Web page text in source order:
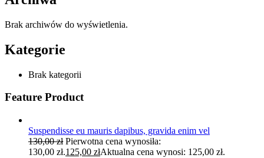
Brak archiwów do wyświetlenia.
Kategorie
Brak kategorii
Feature Product
Suspendisse eu mauris dapibus, gravida enim vel
130,00zł Pierwotna cena wynosiła:
130,00 zł.125,00 złAktualna cena wynosi: 125,00 zł.